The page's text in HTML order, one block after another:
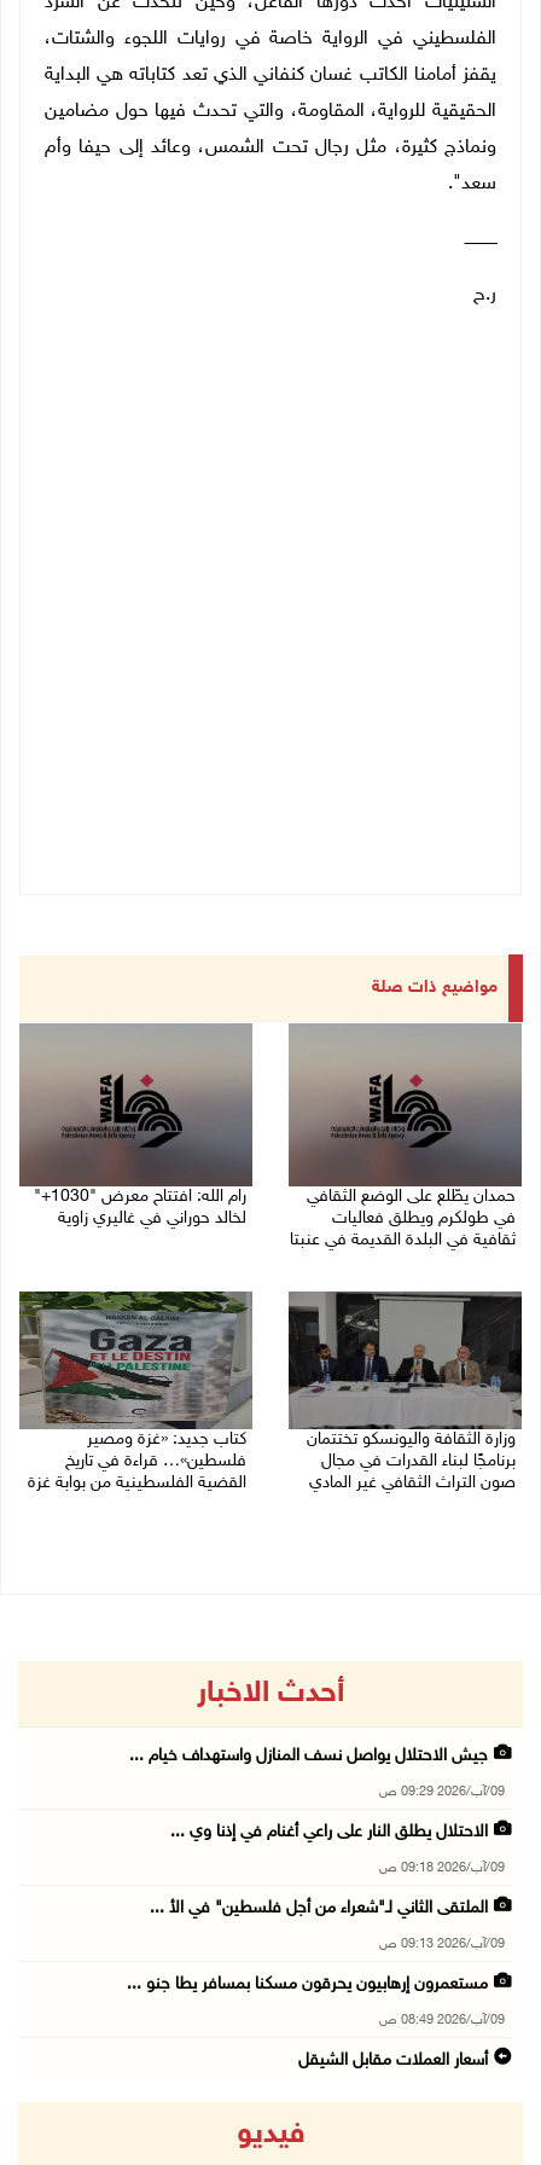
الفلسطيني في الرواية خاصة في روايات اللجوء والشتات،
يقفز أمامنا الكاتب غسان كنفاني الذي تعد كتاباته هي البداية
الحقيقية للرواية، المقاومة، والتي تحدث فيها حول مضامين
ونماذج كثيرة، مثل رجال تحت الشمس، وعائد إلى حيفا وأم
سعد".
ـــــــــــــ
ر.ح
مواضيع ذات صلة
حمدان يطّلع على الوضع الثقافي
في طولكرم ويطلق فعاليات
ثقافية في البلدة القديمة في عنبتا
رام الله: افتتاح معرض "1030+"
لخالد حوراني في غاليري زاوية
وزارة الثقافة واليونسكو تختتمان
برنامجًا لبناء القدرات في مجال
صون التراث الثقافي غير المادي
كتاب جديد: «غزة ومصير
فلسطين»… قراءة في تاريخ
القضية الفلسطينية من بوابة غزة
أحدث الاخبار
جيش الاحتلال يواصل نسف المنازل واستهداف خيام ...
09/آب/2026 09:29 ص
الاحتلال يطلق النار على راعي أغنام في إذنا وي ...
09/آب/2026 09:18 ص
الملتقى الثاني لـ"شعراء من أجل فلسطين" في الأ ...
09/آب/2026 09:13 ص
مستعمرون إرهابيون يحرقون مسكنا بمسافر يطا جنو ...
09/آب/2026 08:49 ص
أسعار العملات مقابل الشيقل
الاحتلال يقتحم عدة قرى في نابلس ويداهم منازل ...
فيديو